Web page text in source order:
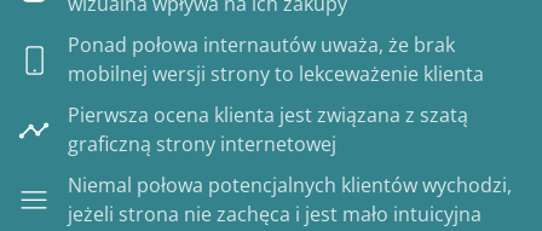
Ponad połowa internautów uważa, że brak
mobilnej wersji strony to lekceważenie klienta
Pierwsza ocena klienta jest związana z szatą
graficzną strony internetowej
Niemal połowa potencjalnych klientów wychodzi,
jeżeli strona nie zachęca i jest mało intuicyjna